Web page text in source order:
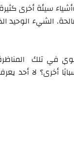
سيئة أخرى
الشيء
في تلك
أخرى؟ لا أحد